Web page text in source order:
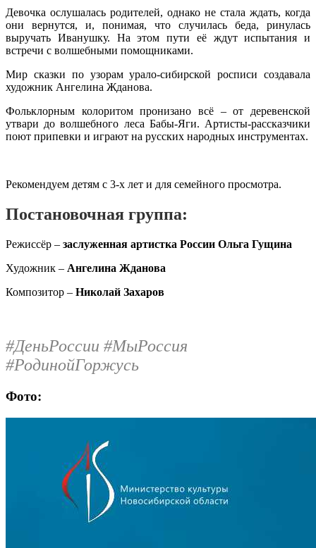
Девочка ослушалась родителей, однако не стала ждать, когда
они вернутся, и, понимая, что случилась беда, ринулась
выручать Иванушку. На этом пути её ждут испытания и
встречи с волшебными помощниками.
Мир сказки по узорам урало-сибирской росписи создавала
художник Ангелина Жданова.
Фольклорным колоритом пронизано всё ‒ от деревенской
утвари до волшебного леса Бабы-Яги. Артисты-рассказчики
поют припевки и играют на русских народных инструментах.
Рекомендуем детям с 3-х лет и для семейного просмотра.
Постановочная группа:
Режиссёр – заслуженная артистка России Ольга Гущина
Художник – Ангелина Жданова
Композитор – Николай Захаров
#ДеньРоссии #МыРоссия
#РодинойГоржусь
Фото: